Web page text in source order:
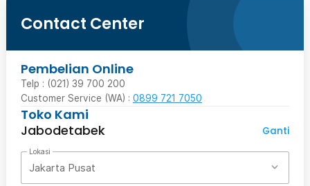
Contact Center
Pembelian Online
Telp : (021) 39 700 200
Customer Service (WA) : 0899 721 7050
Toko Kami
Jabodetabek
Ganti
Lokasi
Jakarta Pusat